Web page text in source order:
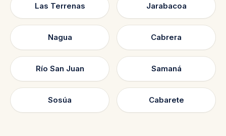
Las Terrenas Jarabacoa
Nagua Cabrera
Río San Juan Samaná
Sosúa Cabarete